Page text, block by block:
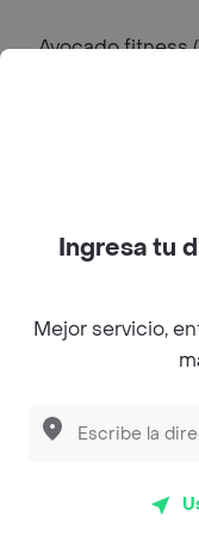
Avocado fitness
crema y cebollín
Roll con pollo
crema y cebollín
$ 8590
Roll con camarón,
Ingresa tu
Mejor servicio,